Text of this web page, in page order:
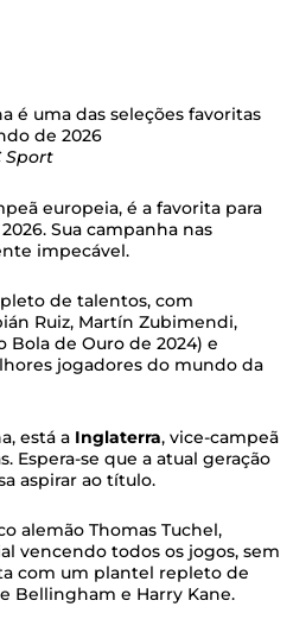
é uma das seleções favoritas
de 2026
Sport
europeia, é a favorita para
Sua campanha nas
impecável.
de talentos, com
Ruiz, Martín Zubimendi,
de Ouro de 2024) e
jogadores do mundo da
está a Inglaterra, vice-campeã
Espera-se que a atual geração
aspirar ao título.
alemão Thomas Tuchel,
vencendo todos os jogos, sem
com um plantel repleto de
Bellingham e Harry Kane.